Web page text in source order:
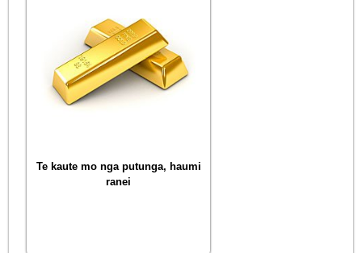
Te kaute mo nga putunga, haumi
ranei